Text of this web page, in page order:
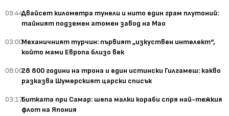
09:44Двайсет километра тунели и нито един грам плутоний:
тайният подземен атомен завод на Мао
03:00Механичният турчин: първият „изкуствен интелект“,
който мами Европа близо век
08:0028 800 години на трона и един истински Гилгамеш: какво
разказва Шумерският царски списък
03:17Битката при Самар: шепа малки кораби спря най-тежкия
флот на Япония